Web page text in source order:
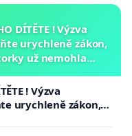
DÍTĚTE ! Výzva
urychleně zákon,
už nemohla
! Výzva
urychleně zákon,
nemohla opakovat!